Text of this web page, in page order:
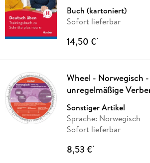
Buch (kartoniert)
Sofort lieferbar
14,50 €*
Wheel - Norwegisch
unregelmäßige
Sonstiger Artikel
Sprache: Norwegisch
Sofort lieferbar
8,53 €*